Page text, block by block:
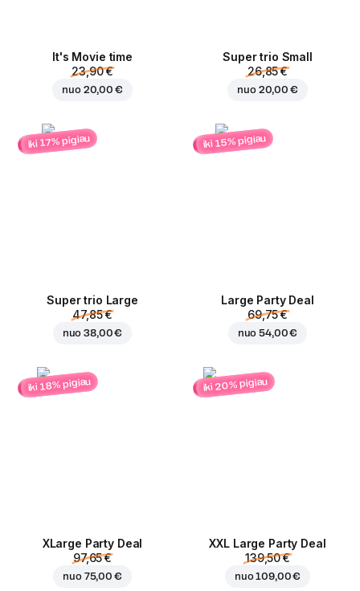
It's Movie time
23,90 €
nuo 20,00 €
Super trio Small
26,85 €
nuo 20,00 €
iki 17% pigiau
Super trio Large
47,85 €
nuo38,00 €
iki 15% pigiau
Large Party Deal
69,75 €
nuo54,00 €
iki 18% pigiau
ХLarge Party Deal
97,65 €
nuo 75,00 €
iki 20% pigiau
XXL Large Party Deal
139,50 €
nuo109,00 €